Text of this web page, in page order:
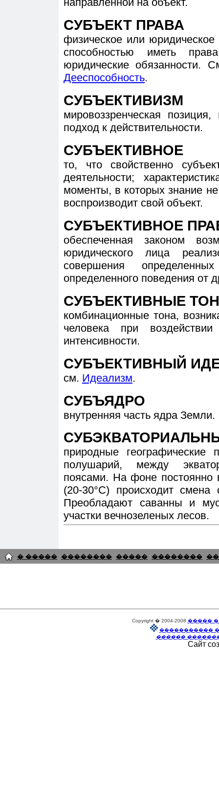
СУБЪЕКТ ПРАВА
физическое или
способностью иметь
юридические обязанности.
Дееспособность.
СУБЪЕКТИВИЗМ
мировоззренческая
подход к действительности.
СУБЪЕКТИВНОЕ
то, что свойственно
деятельности;
моменты, в которых знание
воспроизводит свой объект.
СУБЪЕКТИВНОЕ
обеспеченная законом
юридического лица
совершения
определенного поведения от
СУБЪЕКТИВНЫЕ
комбинационные тона,
человека при
интенсивности.
СУБЪЕКТИВНЫЙ
см. Идеализм.
СУБЪЯДРО
внутренняя часть ядра Земли.
природные
полушарий, между
поясами. На фоне постоянно
(20-30°С) происходит смена
Преобладают саванны и
участки вечнозеленых лесов.
� ����� �������� ����� ��������
Copyright � 2004-2008 �����
�����������
������
Сайт